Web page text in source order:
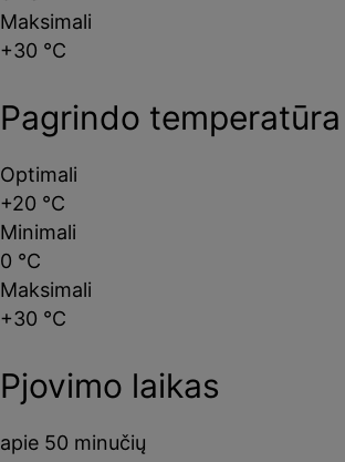
Maksimali
+30 °C
Pagrindo temperatūra
Optimali
+20 °C
Minimali
0 °C
Maksimali
+30 °C
Pjovimo laikas
apie 50 minučių